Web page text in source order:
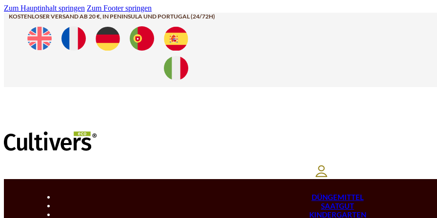
Zum Hauptinhalt springen Zum Footer springen
KOSTENLOSER VERSAND AB 20 €, IN PENINSULA UND PORTUGAL (24/72H)
DÜNGEMITTEL
SAATGUT
KINDERGARTEN